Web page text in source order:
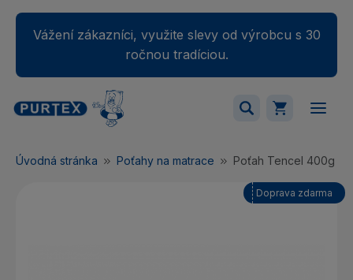
Vážení zákazníci, využite slevy od výrobcu s 30
ročnou tradíciou.
Váš nákupný košík je momentálne prázdny.
Úvodná stránka Poťahy na matrace Poťah Tencel 400g +
Doprava zdarma